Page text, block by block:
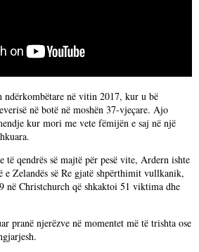
ndërkombëtare në vitin 2017, kur u bë
në botë në moshën 37-vjeçare. Ajo
kur mori me vete fëmijën e saj në një
qendrës së majtë për pesë vite, Ardern ishte
e Zelandës së Re gjatë shpërthimit vullkanik,
në Christchurch që shkaktoi 51 viktima dhe
pranë njerëzve në momentet më të trishta ose